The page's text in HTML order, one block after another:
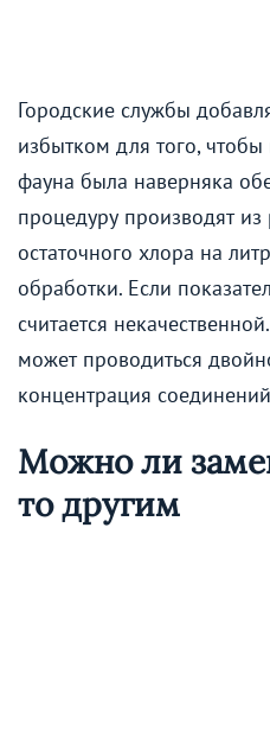
Городские службы
избытком для того,
фауна была наверняка
процедуру производят
остаточного хлора на
обработки. Если
считается
может проводиться
концентрация
Можно ли
то другим